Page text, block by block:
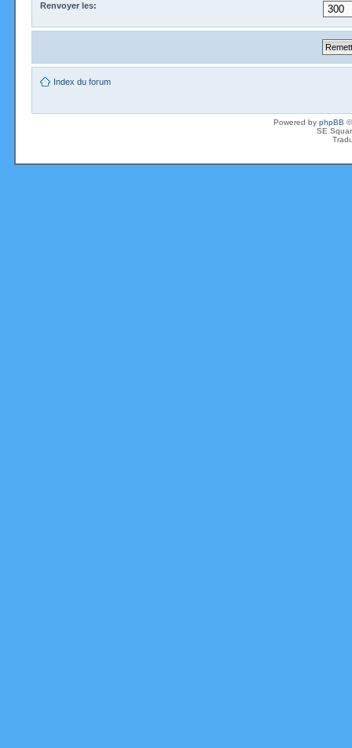
Renvoyer les:
Index du forum
Powered by phpBB
SE